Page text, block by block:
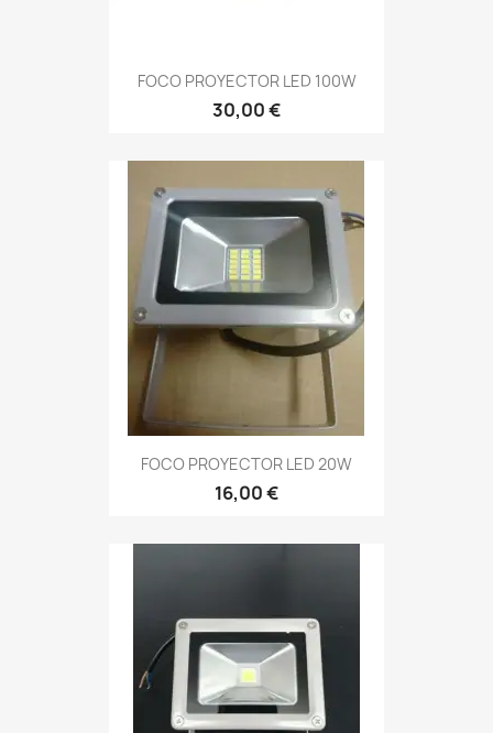
FOCO PROYECTOR LED 100W
30,00 €
FOCO PROYECTOR LED 20W
16,00 €